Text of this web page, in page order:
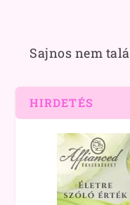
Sajnos nem
HIRDETÉS